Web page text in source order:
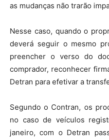
as mudanças não trarão
Nesse caso, quando o
deverá seguir o mesmo
preencher o verso do
comprador, reconhecer
Detran para efetivar a
Segundo o Contran, os
no caso de veículos
janeiro, com o Detran